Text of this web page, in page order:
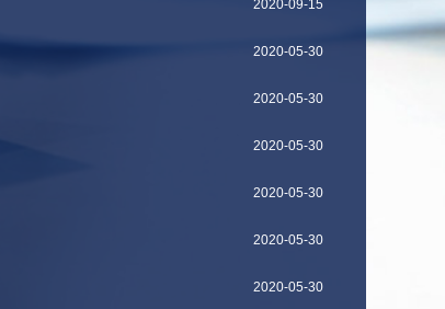
2020-09-15
2020-05-30
2020-05-30
2020-05-30
2020-05-30
2020-05-30
2020-05-30